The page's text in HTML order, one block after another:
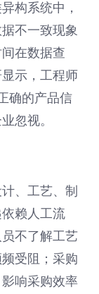
构系统中，
不一致现象
在数据查
示，工程师
确的产品信
忽视。
、工艺、制
赖人工流
不了解工艺
受阻；采购
响采购效率